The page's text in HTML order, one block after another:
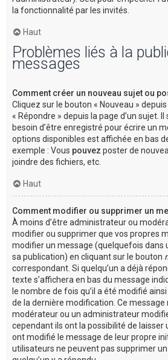
la fonctionnalité par les invités.
Haut
Problèmes liés à la
messages
Comment créer un nouveau sujet ou
Cliquez sur le bouton « Nouveau »
« Répondre » depuis la page d’un sujet.
besoin d’être enregistré pour écrire un
options disponibles est affichée en bas
exemple : Vous pouvez poster de
joindre des fichiers, etc.
Haut
Comment modifier ou supprimer un
À moins d’être administrateur ou
modifier ou supprimer que vos propres
modifier un message (quelquefois dans
sa publication) en cliquant sur le bouton
correspondant. Si quelqu’un a déjà
texte s’affichera en bas du message
le nombre de fois qu’il a été modifié
de la dernière modification. Ce message
modérateur ou un administrateur
cependant ils ont la possibilité de laisser
ont modifié le message de leur propre
utilisateurs ne peuvent pas supprimer